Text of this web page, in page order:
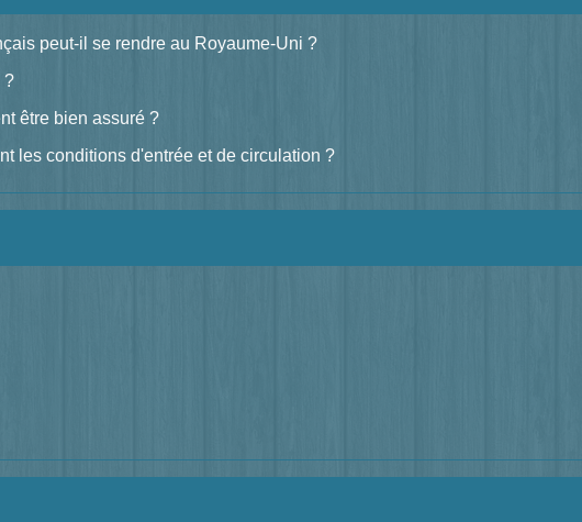
peut-il se rendre au Royaume-Uni ?
?
être bien assuré ?
les conditions d'entrée et de circulation ?